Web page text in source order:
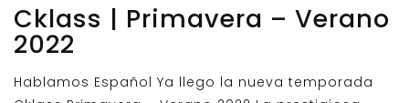
Cklass | Primavera – Verano
2022
Hablamos Español Ya llego la nueva temporada